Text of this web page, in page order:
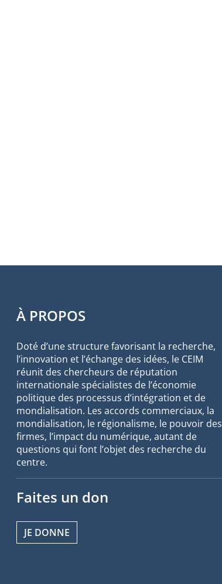
À PROPOS
Doté d’une structure favorisant la recherche,
l’innovation et l’échange des idées, le CEIM
réunit des chercheurs de réputation
internationale spécialistes de l’économie
politique des processus d’intégration et de
mondialisation. Les accords commerciaux, la
mondialisation, le régionalisme, le pouvoir des
firmes, l’impact du numérique, autant de
questions qui font l’objet des recherche du
centre.
Faites un don
JE DONNE